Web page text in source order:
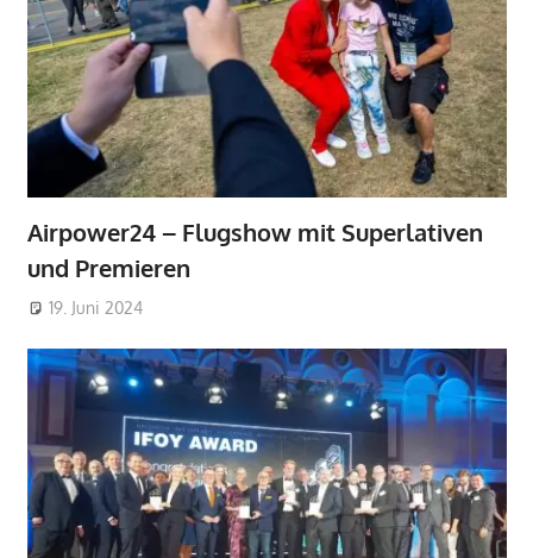
Airpower24 – Flugshow mit Superlativen
und Premieren
19. Juni 2024